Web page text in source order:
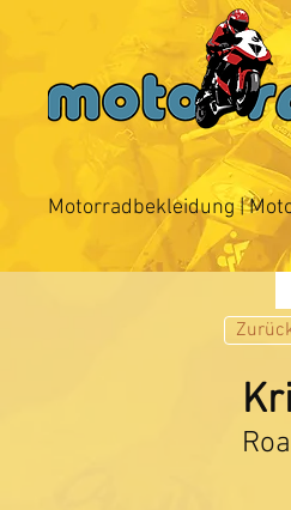
Motorradbekleidung |